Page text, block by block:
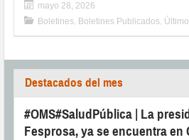
mayo 28, 2026
Boletines, Boletines Publicados,
Destacados del mes
#OMS#SaludPública | La
Fesprosa, ya se encuentra en